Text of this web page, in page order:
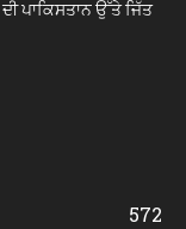
ਪਾਕਿਸਤਾਨ ਉੱਤੇ ਜਿੱਤ
572